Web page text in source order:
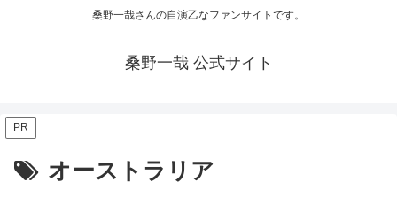
桑野一哉さんの自演乙なファンサイトです。
桑野一哉 公式サイト
PR
オーストラリア